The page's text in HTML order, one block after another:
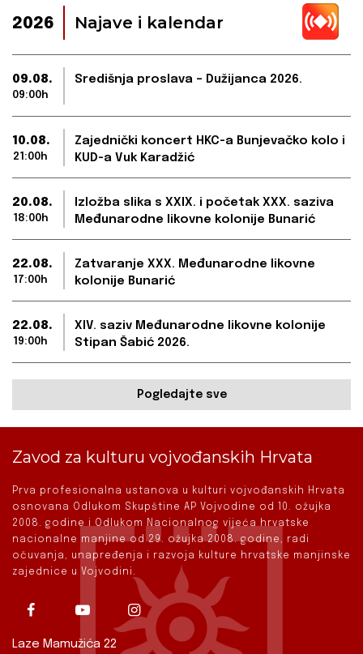
2026 Najave i kalendar
09.08.
09:00h
Središnja proslava – Dužijanca 2026.
10.08.
21:00h
Zajednički koncert HKC-a Bunjevačko kolo i
KUD-a Vuk Karadžić
20.08.
18:00h
Izložba slika s XXIX. i početak XXX. saziva
Međunarodne likovne kolonije Bunarić
22.08.
17:00h
Zatvaranje XXX. Međunarodne likovne
kolonije Bunarić
22.08.
19:00h
XIV. saziv Međunarodne likovne kolonije
Stipan Šabić 2026.
Pogledajte sve
Zavod za kulturu vojvođanskih Hrvata
Prva profesionalna ustanova u kulturi vojvođanskih Hrvata
osnovana Odlukom Skupštine AP Vojvodine od 10. ožujka
2008. godine i Odlukom Nacionalnog vijeća hrvatske
nacionalne manjine od 29. ožujka 2008. godine, radi
očuvanja, unapređenja i razvoja kulture hrvatske manjinske
zajednice u Vojvodini.
Laze Mamužića 22